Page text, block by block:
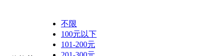
不限
100元以下
101-200元